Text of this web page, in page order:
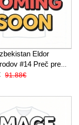
Eldor
#14 Preč pre
2026 Krátky Rukáv
91.88€